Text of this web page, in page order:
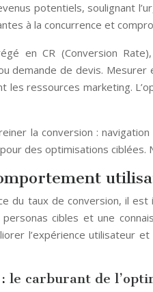
potentiels, soulignant
à la concurrence et
en CR (Conversion
demande de devis.
les ressources marketing.
la conversion :
des optimisations
du taux de conversion, il
personas cibles et une
l’expérience utilisateur
: le carburant de